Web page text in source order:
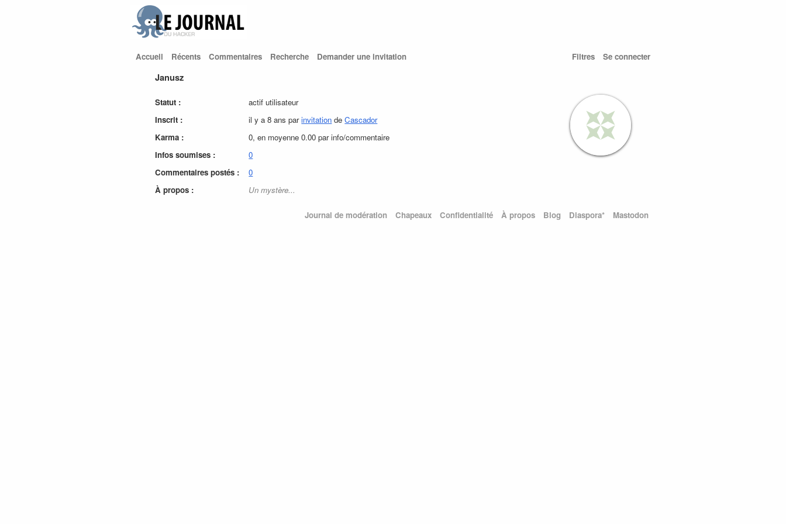
Accueil Récents Commentaires Recherche Demander une invitation Filtres Se connecter
Janusz
Statut :
actif utilisateur
Inscrit :
il y a 8 ans parinvitation deCascador
Karma :
0, en moyenne 0.00 par info/commentaire
Infos soumises :
0
Commentaires postés :
0
À propos :
Un mystère...
Journal de modération Chapeaux Confidentialité À propos Blog Diaspora* Mastodon